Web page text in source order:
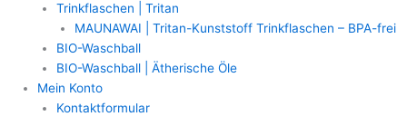
Trinkflaschen | Tritan
MAUNAWAI | Tritan-Kunststoff Trinkflaschen – BPA-frei
BIO-Waschball
BIO-Waschball | Ätherische Öle
Mein Konto
Kontaktformular